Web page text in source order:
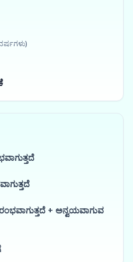
+ ಅನ್ವಯವಾಗುವ